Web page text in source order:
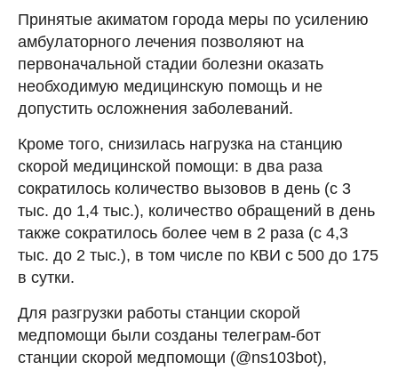
Принятые акиматом города меры по усилению
амбулаторного лечения позволяют на
первоначальной стадии болезни оказать
необходимую медицинскую помощь и не
допустить осложнения заболеваний.
Кроме того, снизилась нагрузка на станцию
скорой медицинской помощи: в два раза
сократилось количество вызовов в день (с 3
тыс. до 1,4 тыс.), количество обращений в день
также сократилось более чем в 2 раза (с 4,3
тыс. до 2 тыс.), в том числе по КВИ с 500 до 175
в сутки.
Для разгрузки работы станции скорой
медпомощи были созданы телеграм-бот
станции скорой медпомощи (@ns103bot),